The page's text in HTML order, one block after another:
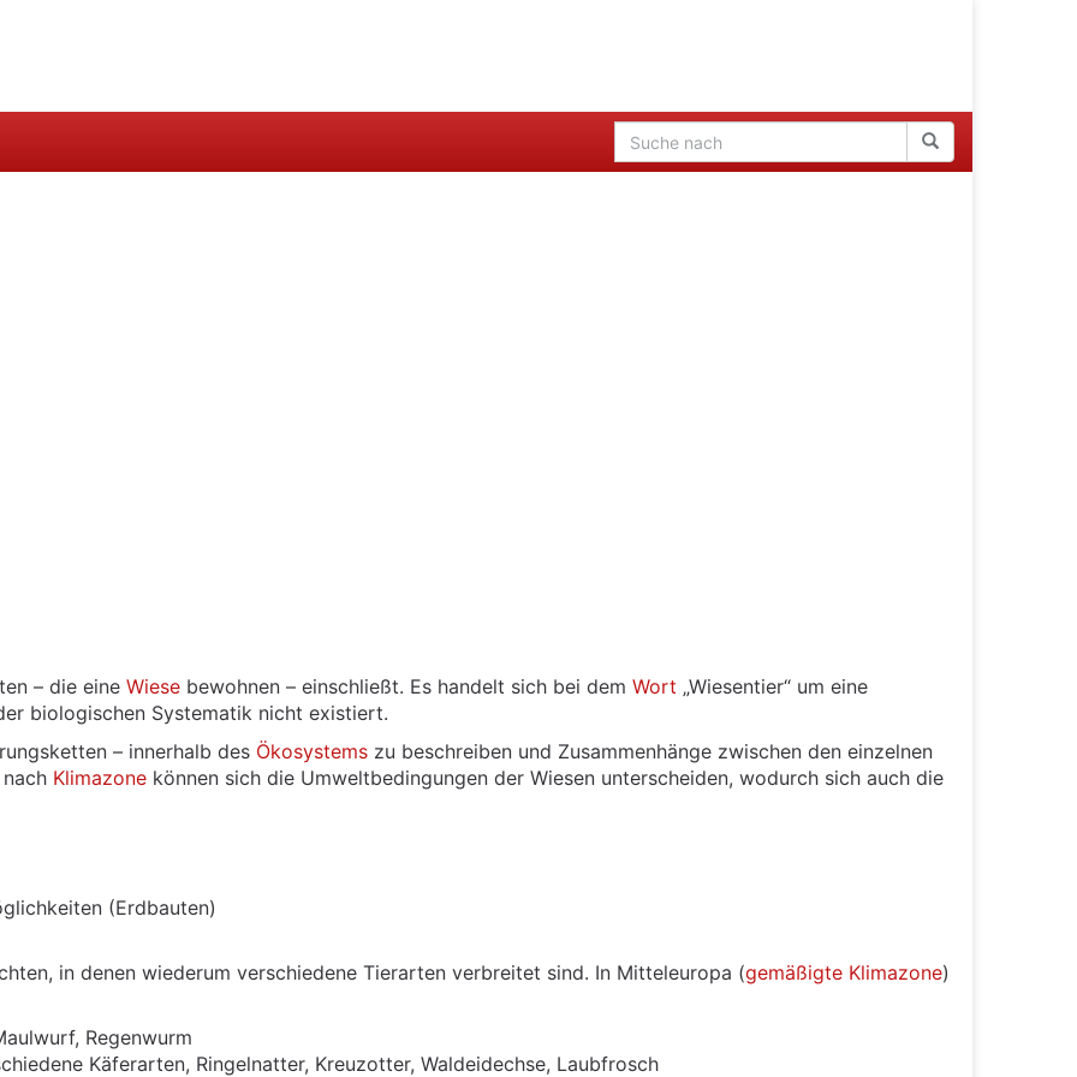
– die eine Wiese bewohnen – einschließt. Es handelt sich bei dem Wort „Wiesentier“ um eine
biologischen Systematik nicht existiert.
– innerhalb des Ökosystems zu beschreiben und Zusammenhänge zwischen den einzelnen
Klimazone können sich die Umweltbedingungen der Wiesen unterscheiden, wodurch sich auch die
(Erdbauten)
in denen wiederum verschiedene Tierarten verbreitet sind. In Mitteleuropa (gemäßigte Klimazone)
Regenwurm
Käferarten, Ringelnatter, Kreuzotter, Waldeidechse, Laubfrosch